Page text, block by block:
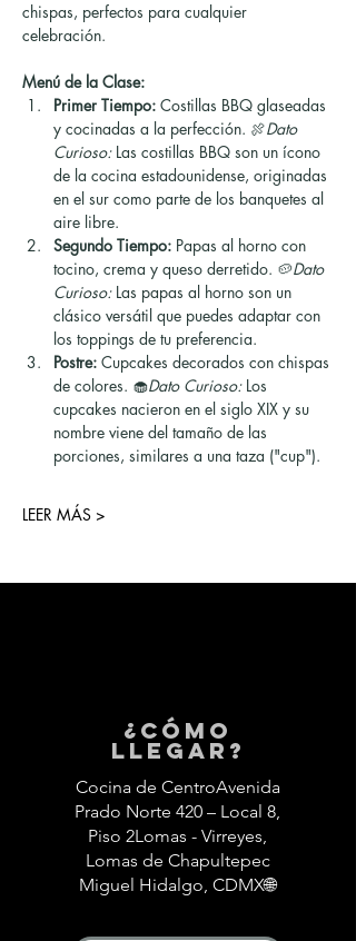
chispas, perfectos para cualquier
celebración.
Menú de la Clase:
Primer Tiempo: Costillas BBQ glaseadas
y cocinadas a la perfección. 🍖Dato
Curioso: Las costillas BBQ son un ícono
de la cocina estadounidense, originadas
en el sur como parte de los banquetes al
aire libre.
Segundo Tiempo: Papas al horno con
tocino, crema y queso derretido. 🥔Dato
Curioso: Las papas al horno son un
clásico versátil que puedes adaptar con
los toppings de tu preferencia.
Postre: Cupcakes decorados con chispas
de colores. 🧁Dato Curioso: Los
cupcakes nacieron en el siglo XIX y su
nombre viene del tamaño de las
porciones, similares a una taza ("cup").
LEER MÁS >
¿Cómo
llegar?
Cocina de CentroAvenida
Prado Norte 420 – Local 8,
Piso 2Lomas - Virreyes,
Lomas de Chapultepec
Miguel Hidalgo, CDMX🌐